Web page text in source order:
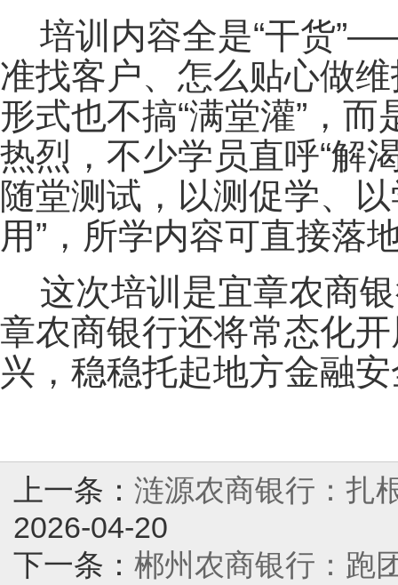
培训内容全是“干货
准找客户、怎么贴心做
形式也不搞“满堂灌”，
热烈，不少学员直呼“解
随堂测试，以测促学、
用”，所学内容可直接落
这次培训是宜章农商
章农商银行还将常态化
兴，稳稳托起地方金融
上一条： 涟源农商银行：扎
2026-04-20
下一条： 郴州农商银行：跑